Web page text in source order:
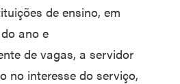
de ensino, em
ano e
de vagas, a servidor
no interesse do serviço,